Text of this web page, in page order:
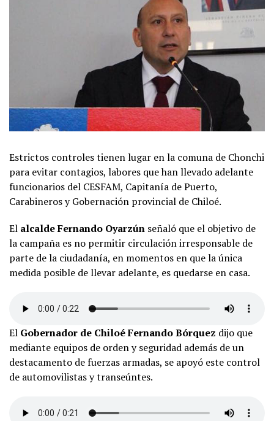
Estrictos controles tienen lugar en la comuna de Chonchi
para evitar contagios, labores que han llevado adelante
funcionarios del CESFAM, Capitanía de Puerto,
Carabineros y Gobernación provincial de Chiloé.
El alcalde Fernando Oyarzún señaló que el objetivo de
la campaña es no permitir circulación irresponsable de
parte de la ciudadanía, en momentos en que la única
medida posible de llevar adelante, es quedarse en casa.
El Gobernador de Chiloé Fernando Bórquez dijo que
mediante equipos de orden y seguridad además de un
destacamento de fuerzas armadas, se apoyó este control
de automovilistas y transeúntes.